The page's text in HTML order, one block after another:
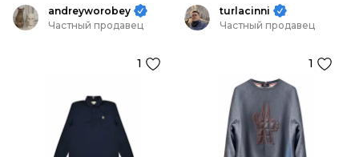
andreyworobey
Частный продавец
1
turlacinni
Частный продавец
1